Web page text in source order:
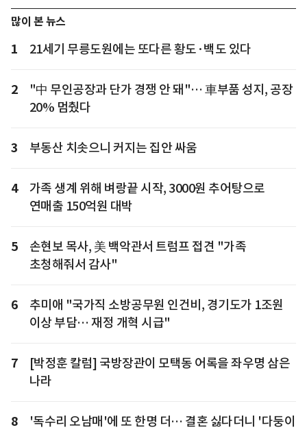
많이 본 뉴스
1 21세기 무릉도원에는 또다른 황도·백도 있다
2
"中 무인공장과 단가 경쟁 안 돼"… 車부품 성지, 공장
20% 멈췄다
3 부동산 치솟으니 커지는 집안 싸움
4
가족 생계 위해 벼랑끝 시작, 3000원 추어탕으로
연매출 150억원 대박
5
손현보 목사, 美 백악관서 트럼프 접견 "가족
초청해줘서 감사"
6
추미애 "국가직 소방공무원 인건비, 경기도가 1조원
이상 부담… 재정 개혁 시급"
7
[박정훈 칼럼] 국방장관이 모택동 어록을 좌우명 삼은
나라
8
'독수리 오남매'에 또 한명 더… 결혼 싫다더니 '다둥이